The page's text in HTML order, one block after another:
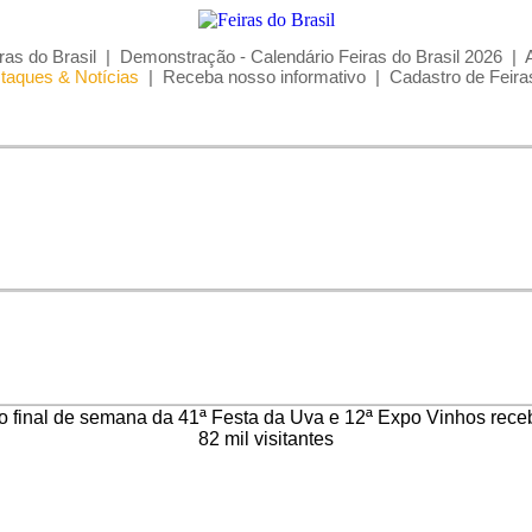
do Brasil | Demonstração - Calendário Feiras do Brasil 2026 |
& Notícias | Receba nosso informativo | Cadastro de